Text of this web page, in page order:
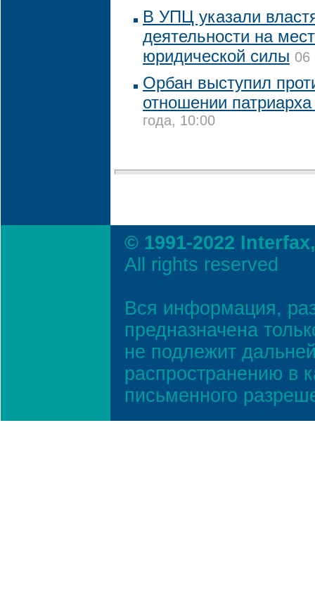
В УПЦ указали
деятельности на
юридической силы 06
Орбан выступил
отношении
года, 10:00
© 1991-2022
All rights reserved
Вся информация,
предназначена
не подлежит
распространению в
письменного